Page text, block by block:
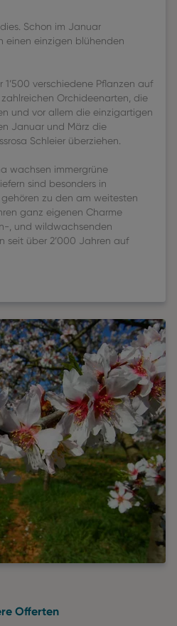
Schon im Januar
einen einzigen blühenden
verschiedene Pflanzen auf
Orchideenarten, die
und vor allem die einzigartigen
Januar und März die
Schleier überziehen.
wachsen immergrüne
sind besonders in
zu den am weitesten
ganz eigenen Charme
, und wildwachsenden
seit über 2’000 Jahren auf
Offerten